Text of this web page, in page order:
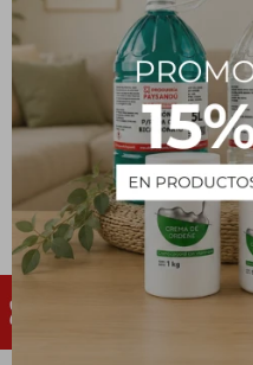
Pipeta para Gato
MICROSULES hasta 4 Kg
$ 228